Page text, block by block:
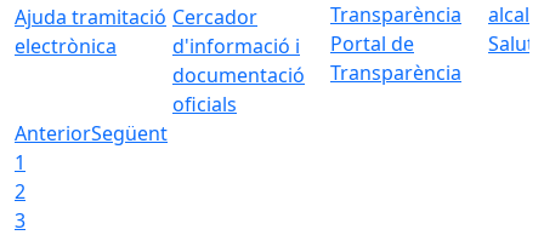
Ajuda tramitació
electrònica
Cercador
d'informació i
documentació
oficials
Portal de
Transparència
AnteriorSegüent
1
2
3